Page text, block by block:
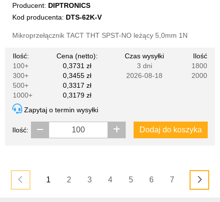
Producent: DIPTRONICS
Kod producenta: DTS-62K-V
Mikroprzełącznik TACT THT SPST-NO leżący 5,0mm 1N
Ilość:
Cena (netto):
100+
0,3731 zł
300+
0,3455 zł
500+
0,3317 zł
1000+
0,3179 zł
Czas wysyłki
Ilość
3 dni
1800
2026-08-18
2000
Zapytaj o termin wysyłki
Ilość: Dodaj do koszyka
1 2 3 4 5 6 7